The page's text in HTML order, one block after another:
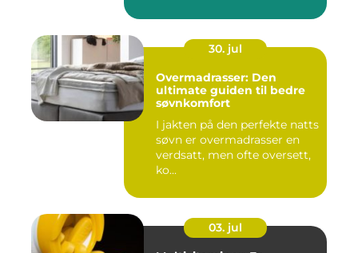
30. jul
Overmadrasser: Den
ultimate guiden til bedre
søvnkomfort
I jakten på den perfekte natts
søvn er overmadrasser en
verdsatt, men ofte oversett,
ko...
03. jul